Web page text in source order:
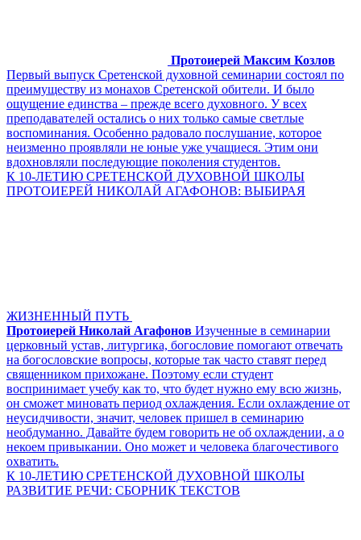
Протоиерей Максим Козлов
Первый выпуск Сретенской духовной семинарии состоял по
преимуществу из монахов Сретенской обители. И было
ощущение единства – прежде всего духовного. У всех
преподавателей остались о них только самые светлые
воспоминания. Особенно радовало послушание, которое
неизменно проявляли не юные уже учащиеся. Этим они
вдохновляли последующие поколения студентов.
К 10-ЛЕТИЮ СРЕТЕНСКОЙ ДУХОВНОЙ ШКОЛЫ
ПРОТОИЕРЕЙ НИКОЛАЙ АГАФОНОВ: ВЫБИРАЯ
ЖИЗНЕННЫЙ ПУТЬ
Протоиерей Николай Агафонов Изученные в семинарии
церковный устав, литургика, богословие помогают отвечать
на богословские вопросы, которые так часто ставят перед
священником прихожане. Поэтому если студент
воспринимает учебу как то, что будет нужно ему всю жизнь,
он сможет миновать период охлаждения. Если охлаждение от
неусидчивости, значит, человек пришел в семинарию
необдуманно. Давайте будем говорить не об охлаждении, а о
некоем привыкании. Оно может и человека благочестивого
охватить.
К 10-ЛЕТИЮ СРЕТЕНСКОЙ ДУХОВНОЙ ШКОЛЫ
РАЗВИТИЕ РЕЧИ: СБОРНИК ТЕКСТОВ